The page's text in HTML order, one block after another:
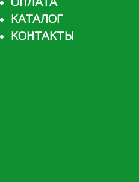
КАТАЛОГ
КОНТАКТЫ